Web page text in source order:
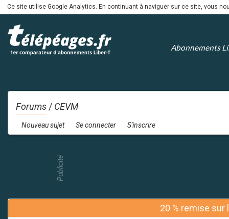
Ce site utilise Google Analytics. En continuant à naviguer sur ce site, vous
Abonnements
Forums / CEVM
Nouveau sujet Se connecter S'inscrire
Publicité
20 % remise sur